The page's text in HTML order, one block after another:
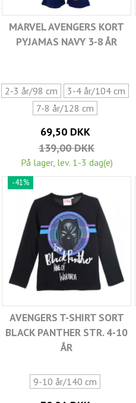
MARVEL AVENGERS KORT
PYJAMAS NAVY 3-8 ÅR
2-3 år/98 cm
3-4 år/104 cm
7-8 år/128 cm
69,50 DKK
139,00 DKK
På lager, lev. 1-3 dag(e)
-41%
AVENGERS T-SHIRT SORT
BLACK PANTHER STR. 4-10
ÅR
9-10 år/140 cm